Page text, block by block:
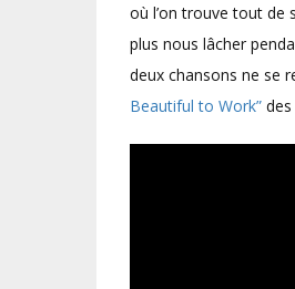
où l’on trouve tout de
plus nous lâcher
deux chansons ne se
Beautiful to Work”